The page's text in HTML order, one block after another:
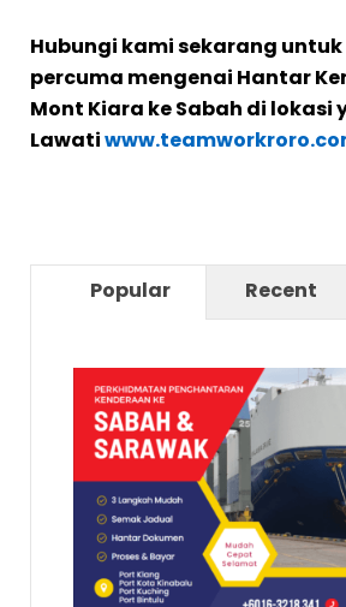
Hubungi kami sekarang
percuma mengenai Hantar
Mont Kiara ke Sabah di
Lawati
Popular Recent